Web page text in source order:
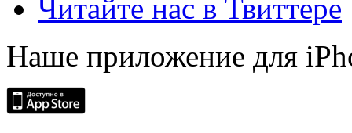
Читайте нас в Твиттере
Наше приложение для